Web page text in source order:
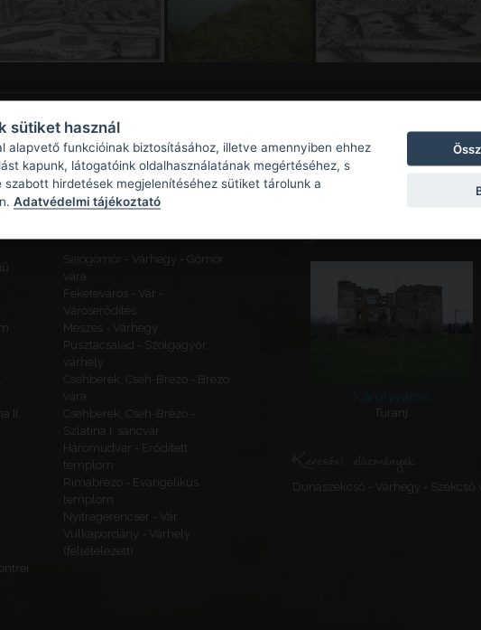
Sajógömör - Várhegy - Gömör
vára
Feketeváros - Vár -
Városerődítés
Meszes - Várhegy
Pusztacsalád - Szolgagyőr,
várhely
Csehberek, Cseh-Brézó - Brezó
vára
II.
Csehberek, Cseh-Brézó -
Szlatina I. sáncvár
Háromudvar - Erődített
templom
Rimabrézó - Evangélikus
templom
Nyitragerencsér - Vár
Vulkapordány - Várhely
(feltételezett)
Károlyváros
Turanj
Keresési előzmények
Dunaszekcső - Várhegy - Szekcső
sütiket használ
alapvető funkcióinak biztosításához, illetve amennyiben ehhez
kapunk, látogatóink oldalhasználatának megértéséhez, s
szabott hirdetések megjelenítéséhez sütiket tárolunk a
Adatvédelmi tájékoztató